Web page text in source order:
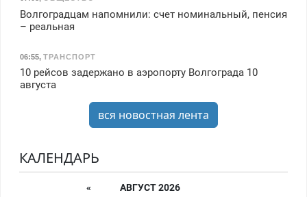
Волгоградцам напомнили: счет номинальный, пенсия
– реальная
06:55, ТРАНСПОРТ
10 рейсов задержано в аэропорту Волгограда 10
августа
вся новостная лента
КАЛЕНДАРЬ
«
АВГУСТ 2026